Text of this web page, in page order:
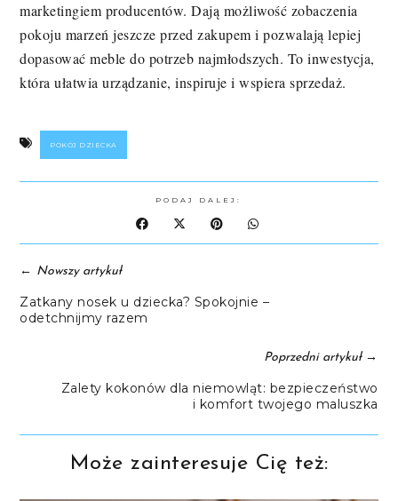
marketingiem producentów. Dają możliwość zobaczenia
pokoju marzeń jeszcze przed zakupem i pozwalają lepiej
dopasować meble do potrzeb najmłodszych. To inwestycja,
która ułatwia urządzanie, inspiruje i wspiera sprzedaż.
POKÓJ DZIECKA
PODAJ DALEJ:
← Nowszy artykuł
Zatkany nosek u dziecka? Spokojnie –
odetchnijmy razem
Poprzedni artykuł→
Zalety kokonów dla niemowląt: bezpieczeństwo
i komfort twojego maluszka
Może zainteresuje Cię też: